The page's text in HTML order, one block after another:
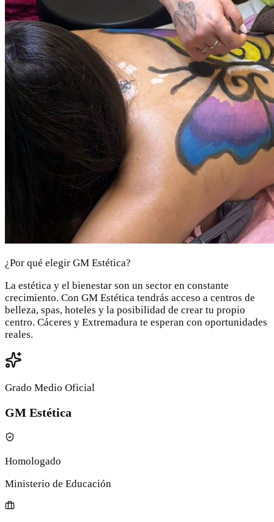
¿Por qué elegir GM Estética?
La estética y el bienestar son un sector en constante
crecimiento. Con GM Estética tendrás acceso a centros de
belleza, spas, hoteles y la posibilidad de crear tu propio
centro. Cáceres y Extremadura te esperan con oportunidades
reales.
Grado Medio Oficial
GM Estética
Homologado
Ministerio de Educación